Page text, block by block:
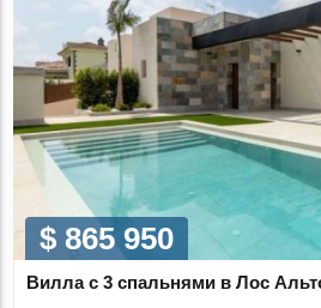
$ 865 950
Вилла с 3 спальнями в Лос